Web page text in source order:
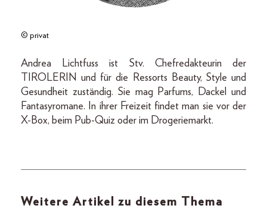
© privat
Andrea Lichtfuss ist Stv. Chefredakteurin der
TIROLERIN und für die Ressorts Beauty, Style und
Gesundheit zuständig. Sie mag Parfums, Dackel und
Fantasyromane. In ihrer Freizeit findet man sie vor der
X-Box, beim Pub-Quiz oder im Drogeriemarkt.
Weitere Artikel zu diesem Thema